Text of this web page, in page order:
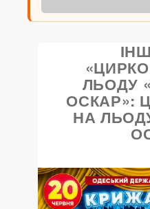
ЛЬОДУ
ОСКАР»:
НА